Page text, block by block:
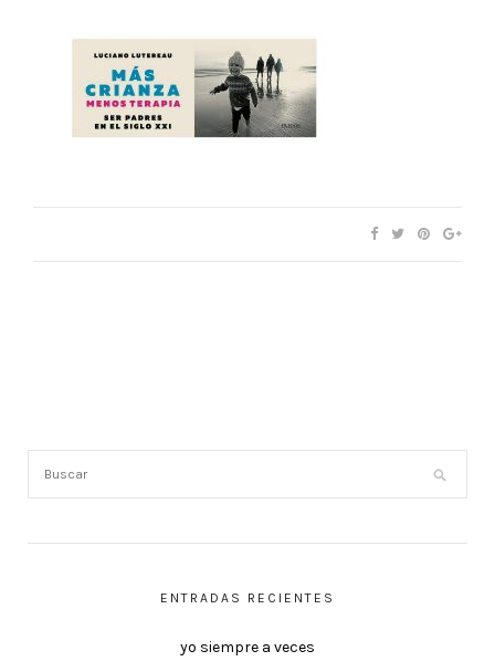
ENTRADAS RECIENTES
yo siempre a veces